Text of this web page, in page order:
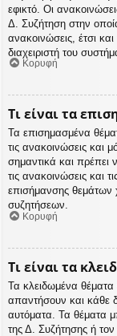
εφικτό. Οι
Δ. Συζήτηση στην
ανακοινώσεις, έτσι
διαχειριστή του
Κορυφή
Τι είναι τα
Τα επισημασμένα
τις ανακοινώσεις και
σημαντικά και πρέπει
τις ανακοινώσεις και
επισήμανσης θεμάτων
συζητήσεων.
Κορυφή
Τι είναι τα
Τα κλειδωμένα
απαντήσουν και κάθε
αυτόματα. Τα θέματα
της Δ. Συζήτησης ή τον